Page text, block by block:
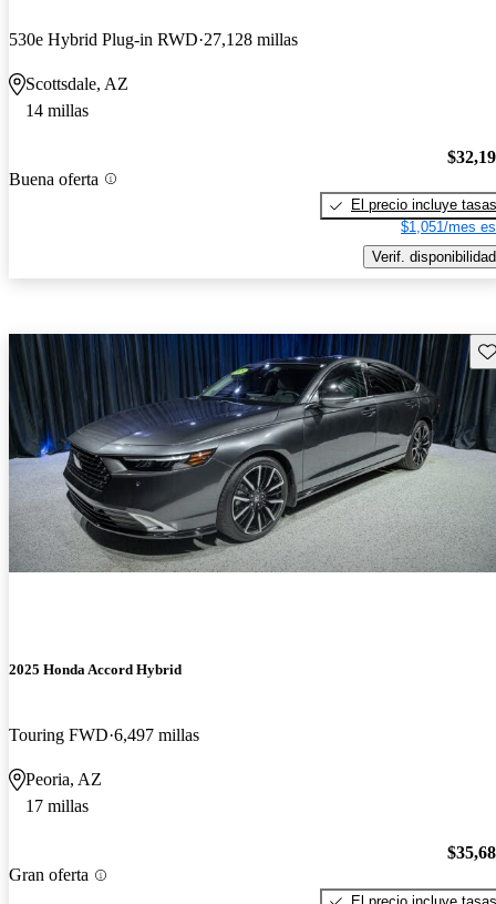
530e Hybrid Plug-in RWD 27,128 millas
Scottsdale, AZ
14 millas
Buena oferta
El precio incluye tasas
$1,051/mes
Verif. disponibilidad
2025 Honda Accord Hybrid
Touring FWD 6,497 millas
Peoria, AZ
17 millas
Gran oferta